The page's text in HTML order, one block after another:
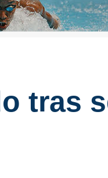
tras